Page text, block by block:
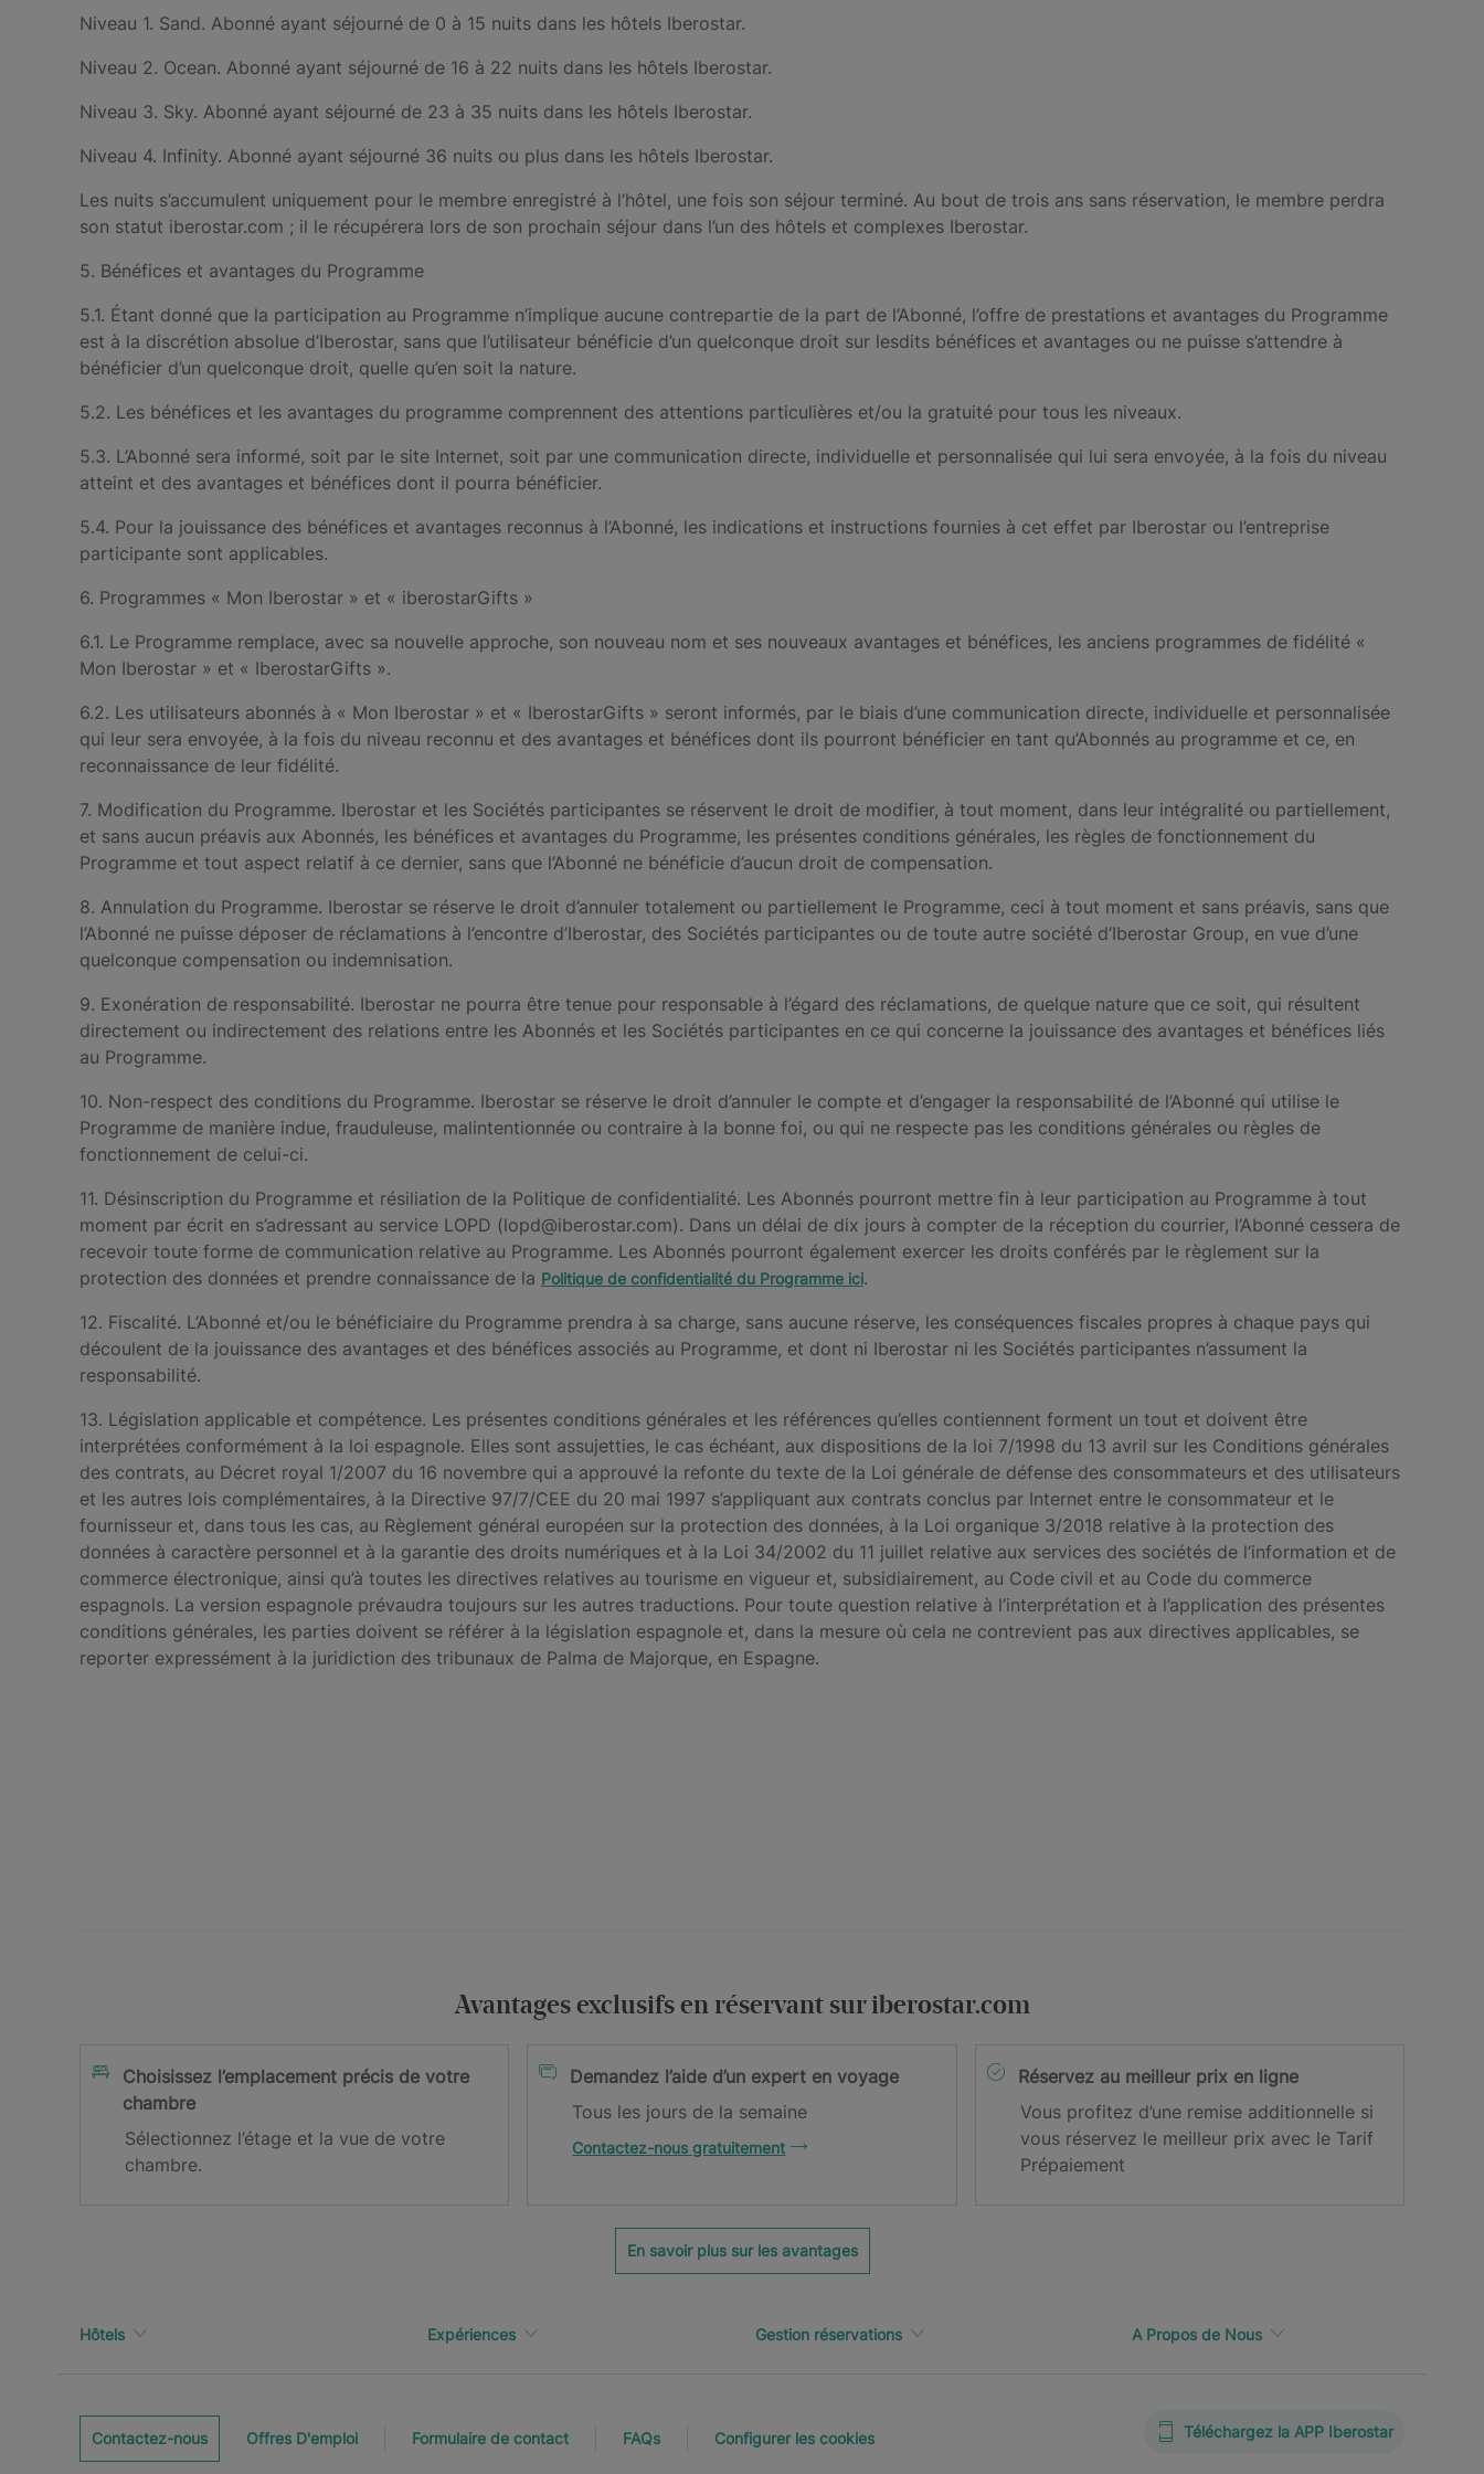
Niveau 1. Sand. Abonné ayant séjourné de 0 à 15 nuits dans les hôtels Iberostar.
Niveau 2. Ocean. Abonné ayant séjourné de 16 à 22 nuits dans les hôtels Iberostar.
Niveau 3. Sky. Abonné ayant séjourné de 23 à 35 nuits dans les hôtels Iberostar.
Niveau 4. Infinity. Abonné ayant séjourné 36 nuits ou plus dans les hôtels Iberostar.
Les nuits s’accumulent uniquement pour le membre enregistré à l’hôtel, une fois son séjour terminé. Au bout de trois ans sans réservation, le membre perdra
son statut iberostar.com ; il le récupérera lors de son prochain séjour dans l’un des hôtels et complexes Iberostar.
5. Bénéfices et avantages du Programme
5.1. Étant donné que la participation au Programme n’implique aucune contrepartie de la part de l’Abonné, l’offre de prestations et avantages du Programme
est à la discrétion absolue d’Iberostar, sans que l’utilisateur bénéficie d’un quelconque droit sur lesdits bénéfices et avantages ou ne puisse s’attendre à
bénéficier d’un quelconque droit, quelle qu’en soit la nature.
5.2. Les bénéfices et les avantages du programme comprennent des attentions particulières et/ou la gratuité pour tous les niveaux.
5.3. L’Abonné sera informé, soit par le site Internet, soit par une communication directe, individuelle et personnalisée qui lui sera envoyée, à la fois du niveau
atteint et des avantages et bénéfices dont il pourra bénéficier.
5.4. Pour la jouissance des bénéfices et avantages reconnus à l’Abonné, les indications et instructions fournies à cet effet par Iberostar ou l’entreprise
participante sont applicables.
6. Programmes « Mon Iberostar » et « iberostarGifts »
6.1. Le Programme remplace, avec sa nouvelle approche, son nouveau nom et ses nouveaux avantages et bénéfices, les anciens programmes de fidélité «
Mon Iberostar » et « IberostarGifts ».
6.2. Les utilisateurs abonnés à « Mon Iberostar » et « IberostarGifts » seront informés, par le biais d’une communication directe, individuelle et personnalisée
qui leur sera envoyée, à la fois du niveau reconnu et des avantages et bénéfices dont ils pourront bénéficier en tant qu’Abonnés au programme et ce, en
reconnaissance de leur fidélité.
7. Modification du Programme. Iberostar et les Sociétés participantes se réservent le droit de modifier, à tout moment, dans leur intégralité ou partiellement,
et sans aucun préavis aux Abonnés, les bénéfices et avantages du Programme, les présentes conditions générales, les règles de fonctionnement du
Programme et tout aspect relatif à ce dernier, sans que l’Abonné ne bénéficie d’aucun droit de compensation.
8. Annulation du Programme. Iberostar se réserve le droit d’annuler totalement ou partiellement le Programme, ceci à tout moment et sans préavis, sans que
l’Abonné ne puisse déposer de réclamations à l’encontre d’Iberostar, des Sociétés participantes ou de toute autre société d’Iberostar Group, en vue d’une
quelconque compensation ou indemnisation.
9. Exonération de responsabilité. Iberostar ne pourra être tenue pour responsable à l’égard des réclamations, de quelque nature que ce soit, qui résultent
directement ou indirectement des relations entre les Abonnés et les Sociétés participantes en ce qui concerne la jouissance des avantages et bénéfices liés
au Programme.
10. Non-respect des conditions du Programme. Iberostar se réserve le droit d’annuler le compte et d’engager la responsabilité de l’Abonné qui utilise le
Programme de manière indue, frauduleuse, malintentionnée ou contraire à la bonne foi, ou qui ne respecte pas les conditions générales ou règles de
fonctionnement de celui-ci.
11. Désinscription du Programme et résiliation de la Politique de confidentialité. Les Abonnés pourront mettre fin à leur participation au Programme à tout
moment par écrit en s’adressant au service LOPD (lopd@iberostar.com). Dans un délai de dix jours à compter de la réception du courrier, l’Abonné cessera de
recevoir toute forme de communication relative au Programme. Les Abonnés pourront également exercer les droits conférés par le règlement sur la
protection des données et prendre connaissance de la Politique de confidentialité du Programme ici.
12. Fiscalité. L’Abonné et/ou le bénéficiaire du Programme prendra à sa charge, sans aucune réserve, les conséquences fiscales propres à chaque pays qui
découlent de la jouissance des avantages et des bénéfices associés au Programme, et dont ni Iberostar ni les Sociétés participantes n’assument la
responsabilité.
13. Législation applicable et compétence. Les présentes conditions générales et les références qu’elles contiennent forment un tout et doivent être
interprétées conformément à la loi espagnole. Elles sont assujetties, le cas échéant, aux dispositions de la loi 7/1998 du 13 avril sur les Conditions générales
des contrats, au Décret royal 1/2007 du 16 novembre qui a approuvé la refonte du texte de la Loi générale de défense des consommateurs et des utilisateurs
et les autres lois complémentaires, à la Directive 97/7/CEE du 20 mai 1997 s’appliquant aux contrats conclus par Internet entre le consommateur et le
fournisseur et, dans tous les cas, au Règlement général européen sur la protection des données, à la Loi organique 3/2018 relative à la protection des
données à caractère personnel et à la garantie des droits numériques et à la Loi 34/2002 du 11 juillet relative aux services des sociétés de l’information et de
commerce électronique, ainsi qu’à toutes les directives relatives au tourisme en vigueur et, subsidiairement, au Code civil et au Code du commerce
espagnols. La version espagnole prévaudra toujours sur les autres traductions. Pour toute question relative à l’interprétation et à l’application des présentes
conditions générales, les parties doivent se référer à la législation espagnole et, dans la mesure où cela ne contrevient pas aux directives applicables, se
reporter expressément à la juridiction des tribunaux de Palma de Majorque, en Espagne.
et lesconditions générales.
Vous êtes désormais abonné(e) à notre newsletter !
Veuillez vérifier votre boîte de réception afin de confirmer votre adresse email.
Avantages exclusifs en réservant sur iberostar.com
Choisissez l’emplacement précis de votre
chambre
Sélectionnez l’étage et la vue de votre
chambre.
Demandez l’aide d’un expert en voyage
Tous les jours de la semaine
Contactez-nous gratuitement
Réservez au meilleur prix en ligne
Vous profitez d’une remise additionnelle si
vous réservez le meilleur prix avec le Tarif
Prépaiement
En savoir plus sur les avantages
Hôtels Expériences Gestion réservations A Propos de Nous
Contactez-nous Offres D'emploi Formulaire de contact FAQs Configurer les cookies Téléchargez la APP Iberostar